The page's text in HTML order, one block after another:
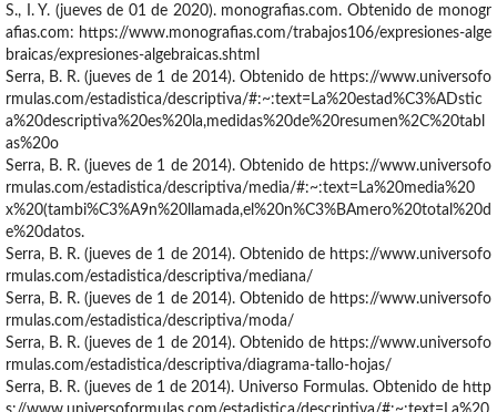
S., I. Y. (jueves de 01 de 2020). monografias.com. Obtenido de monogr
afias.com: https://www.monografias.com/trabajos106/expresiones-alge
braicas/expresiones-algebraicas.shtml
Serra, B. R. (jueves de 1 de 2014). Obtenido de https://www.universofo
rmulas.com/estadistica/descriptiva/#:~:text=La%20estad%C3%ADstic
a%20descriptiva%20es%20la,medidas%20de%20resumen%2C%20tabl
as%20o
Serra, B. R. (jueves de 1 de 2014). Obtenido de https://www.universofo
rmulas.com/estadistica/descriptiva/media/#:~:text=La%20media%20
x%20(tambi%C3%A9n%20llamada,el%20n%C3%BAmero%20total%20d
e%20datos.
Serra, B. R. (jueves de 1 de 2014). Obtenido de https://www.universofo
rmulas.com/estadistica/descriptiva/mediana/
Serra, B. R. (jueves de 1 de 2014). Obtenido de https://www.universofo
rmulas.com/estadistica/descriptiva/moda/
Serra, B. R. (jueves de 1 de 2014). Obtenido de https://www.universofo
rmulas.com/estadistica/descriptiva/diagrama-tallo-hojas/
Serra, B. R. (jueves de 1 de 2014). Universo Formulas. Obtenido de http